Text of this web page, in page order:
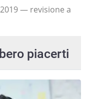
— revisione a
piacerti